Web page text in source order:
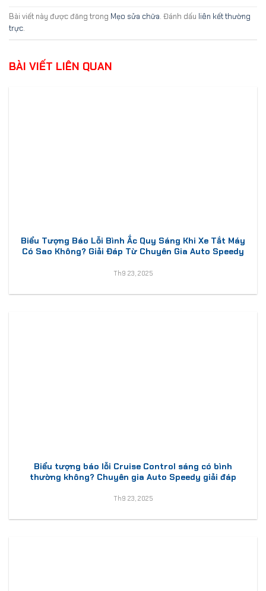
Bài viết này được đăng trong Mẹo sửa chữa. Đánh dấu liên kết thường
trực.
BÀI VIẾT LIÊN QUAN
Biểu Tượng Báo Lỗi Bình Ắc Quy Sáng Khi Xe Tắt Máy
Có Sao Không? Giải Đáp Từ Chuyên Gia Auto Speedy
Th9 23, 2025
Biểu tượng báo lỗi Cruise Control sáng có bình
thường không? Chuyên gia Auto Speedy giải đáp
Th9 23, 2025